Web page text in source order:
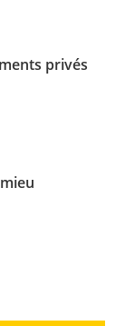
privés